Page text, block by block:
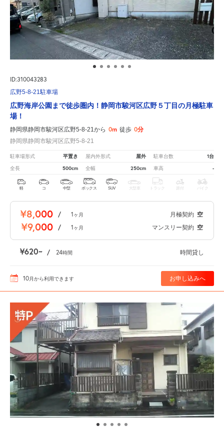
ID:310043283
広野5-8-21駐車場
広野海岸公園まで徒歩圏内！静岡市駿河区広野５丁目の月極駐車
場！
静岡県静岡市駿河区広野5-8-21から 0m 徒歩 0分
静岡県静岡市駿河区広野5-8-21
駐車場形式 平置き 屋内外形式 屋外 駐車台数 1台
全長 500cm 全幅 250cm 車高 -
軽 コ 中型 ボックス SUV 大型車 トラック 原付 バイク
¥8,000 / 1ヶ月 月極契約 空
¥9,000 / 1ヶ月 マンスリー契約 空
¥620 / 24時間 時間貸し
10月から利用できます お申し込みへ